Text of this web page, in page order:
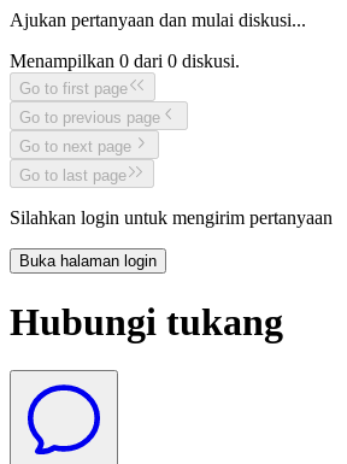
Ajukan pertanyaan dan mulai diskusi...
Menampilkan 0 dari 0 diskusi.
Go to first page
Go to previous page
Go to next page
Go to last page
Silahkan login untuk mengirim pertanyaan
Buka halaman login
Hubungi tukang